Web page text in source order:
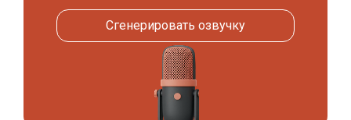
Сгенерировать озвучку